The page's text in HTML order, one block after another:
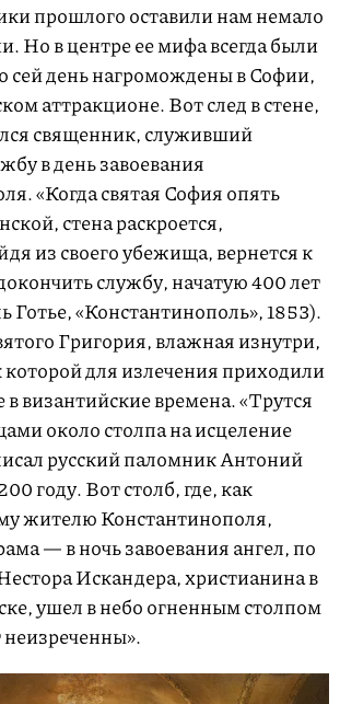
прошлого оставили нам немало
Но в центре ее мифа всегда были
сей день нагромождены в Софии,
аттракционе. Вот след в стене,
священник, служивший
в день завоевания
«Когда святая София опять
стена раскроется,
из своего убежища, вернется к
службу, начатую 400 лет
Готье, «Константинополь», 1853).
Григория, влажная изнутри,
которой для излечения приходили
византийские времена. «Трутся
около столпа на исцеление
русский паломник Антоний
году. Вот столб, где, как
жителю Константинополя,
— в ночь завоевания ангел, по
Искандера, христианина в
ушел в небо огненным столпом
неизреченны».